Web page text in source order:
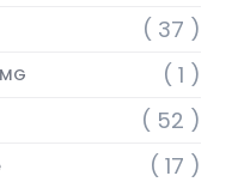
( 37 )
( 1 )
( 52 )
( 17 )